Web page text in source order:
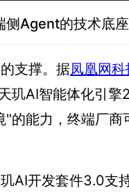
侧Agent的技术底座
支撑。据凤凰网
玑AI智能体化引
能力，终端厂商
AI开发套件3.0